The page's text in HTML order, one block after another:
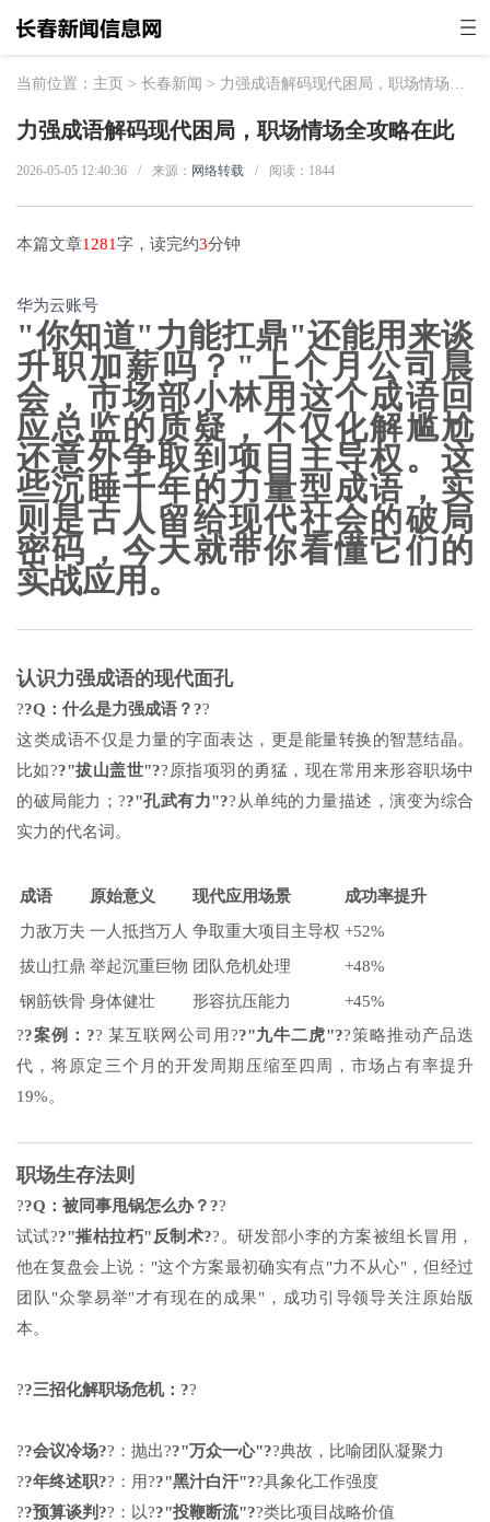
当前位置： 主页 > 长春新闻 > 力强成语解码现代困局，职场情场全攻略在此
力强成语解码现代困局，职场情场全攻略在此
2026-05-05 12:40:36 / 来源： 网络转载 / 阅读： 1844
本篇文章1281字，读完约3分钟
华为云账号
"你知道"力能扛鼎"还能用来谈
升职加薪吗？"上个月公司晨
会，市场部小林用这个成语回
应总监的质疑，不仅化解尴尬
还意外争取到项目主导权。这
些沉睡千年的力量型成语，实
则是古人留给现代社会的破局
密码，今天就带你看懂它们的
实战应用。
认识力强成语的现代面孔
??Q：什么是力强成语？??
这类成语不仅是力量的字面表达，更是能量转换的智慧结晶。
比如??"拔山盖世"??原指项羽的勇猛，现在常用来形容职场中
的破局能力；??"孔武有力"??从单纯的力量描述，演变为综合
实力的代名词。
成语 原始意义 现代应用场景
成功率提升
力敌万夫 一人抵挡万人 争取重大项目主导权 +52%
拔山扛鼎 举起沉重巨物 团队危机处理
+48%
钢筋铁骨 身体健壮 形容抗压能力
+45%
??案例：?? 某互联网公司用??"九牛二虎"??策略推动产品迭
代，将原定三个月的开发周期压缩至四周，市场占有率提升
19%。
职场生存法则
??Q：被同事甩锅怎么办？??
试试??"摧枯拉朽"反制术??。研发部小李的方案被组长冒用，
他在复盘会上说："这个方案最初确实有点"力不从心"，但经过
团队"众擎易举"才有现在的成果"，成功引导领导关注原始版
本。
??三招化解职场危机：??
??会议冷场??：抛出??"万众一心"??典故，比喻团队凝聚力
??年终述职??：用??"黑汁白汗"??具象化工作强度
??预算谈判??：以??"投鞭断流"??类比项目战略价值